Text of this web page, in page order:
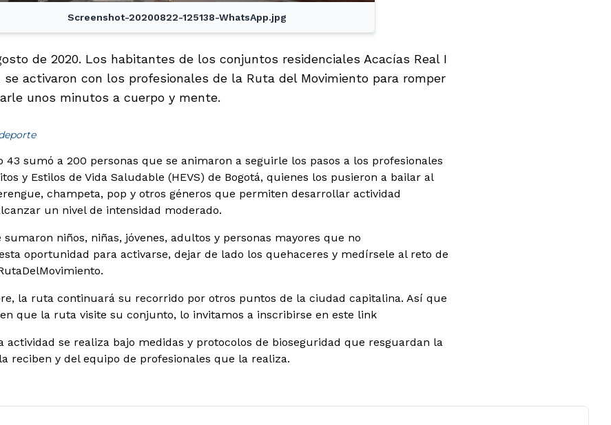
Screenshot-20200822-125138-WhatsApp.jpg
de 2020. Los habitantes de los conjuntos residenciales Acacías Real I
se activaron con los profesionales de la Ruta del Movimiento para romper
unos minutos a cuerpo y mente.
43 sumó a 200 personas que se animaron a seguirle los pasos a los profesionales
y Estilos de Vida Saludable (HEVS) de Bogotá, quienes los pusieron a bailar al
champeta, pop y otros géneros que permiten desarrollar actividad
un nivel de intensidad moderado.
sumaron niños, niñas, jóvenes, adultos y personas mayores que no
oportunidad para activarse, dejar de lado los quehaceres y medírsele al reto de
la ruta continuará su recorrido por otros puntos de la ciudad capitalina. Así que
que la ruta visite su conjunto, lo invitamos a inscribirse en este link
actividad se realiza bajo medidas y protocolos de bioseguridad que resguardan la
reciben y del equipo de profesionales que la realiza.